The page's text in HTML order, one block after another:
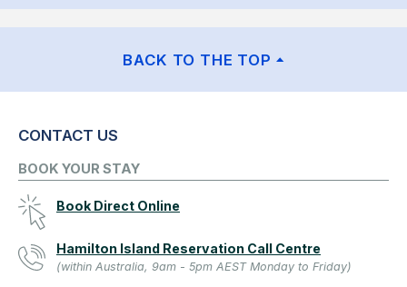
BACK TO THE TOP
CONTACT US
BOOK YOUR STAY
Book Direct Online
Hamilton Island Reservation Call Centre
(within Australia, 9am - 5pm AEST Monday to Friday)